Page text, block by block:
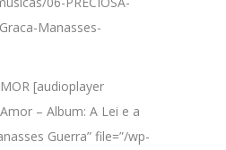
Manasses-
[audioplayer
– Album: A Lei e a
Guerra” file=”/wp-